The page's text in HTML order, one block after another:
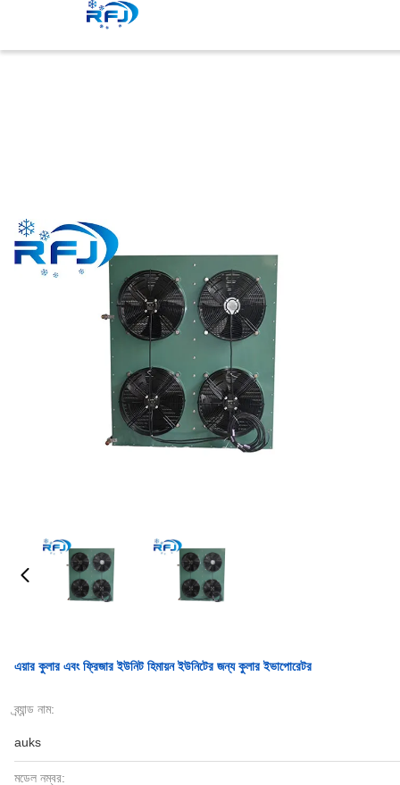
এয়ার কুলার এবং ফ্রিজার ইউনিট হিমায়ন ইউনিটের জন্য কুলার ইভাপোরেটর
ব্র্যান্ড নাম:
auks
মডেল নম্বর: